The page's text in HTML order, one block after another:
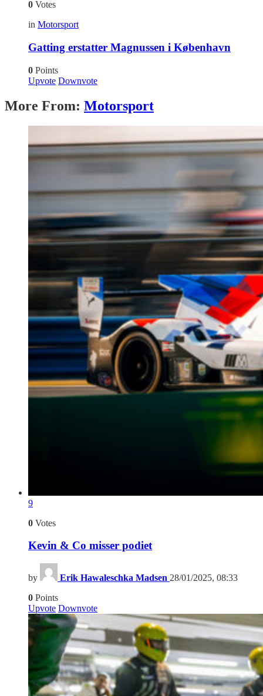
0 Votes
in Motorsport
Gatting erstatter Magnussen i København
0 Points
Upvote Downvote
More From: Motorsport
9
0 Votes
Kevin & Co misser podiet
by Erik Hawaleschka Madsen 28/01/2025, 08:33
0 Points
Upvote Downvote